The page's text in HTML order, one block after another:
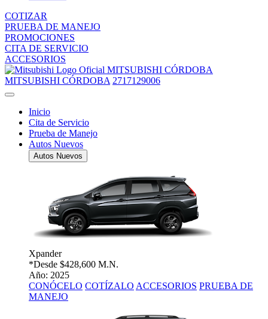
COTIZAR
PRUEBA DE MANEJO
PROMOCIONES
CITA DE SERVICIO
ACCESORIOS
MITSUBISHI CÓRDOBA
MITSUBISHI CÓRDOBA 2717129006
Inicio
Cita de Servicio
Prueba de Manejo
Autos Nuevos
Autos Nuevos
Xpander
*Desde $428,600 M.N.
Año: 2025
CONÓCELO COTÍZALO ACCESORIOS PRUEBA DE
MANEJO